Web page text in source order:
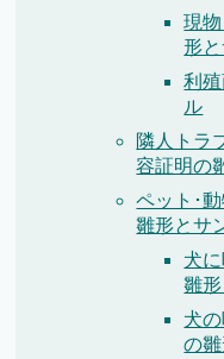
現
形
利
ル
隣人トラ
容証明の
ペット･
雛形とサ
犬
雛
犬
の